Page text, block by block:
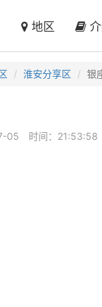
地区 介
淮安分享区 银
05 时间：21:53:58